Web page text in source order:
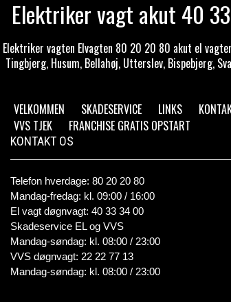
Elektriker vagt akut 40 33
Elektriker vagten Elvagten 80 20 20 80 akut el
Tingbjerg, Husum, Bellahøj, Utterslev, Bispebjerg,
VELKOMMEN
SKADESERVICE LINKS
VVS TJEK
FRANCHISE GRATIS OPSTART
KONTAKT OS
Telefon hverdage: 80 20 20 80
Mandag-fredag: kl. 09:00 / 16:00
El vagt døgnvagt: 40 33 34 00
Skadeservice EL og VVS
Mandag-søndag: kl. 08:00 / 23:00
VVS døgnvagt: 22 22 77 13
Mandag-søndag: kl. 08:00 / 23:00